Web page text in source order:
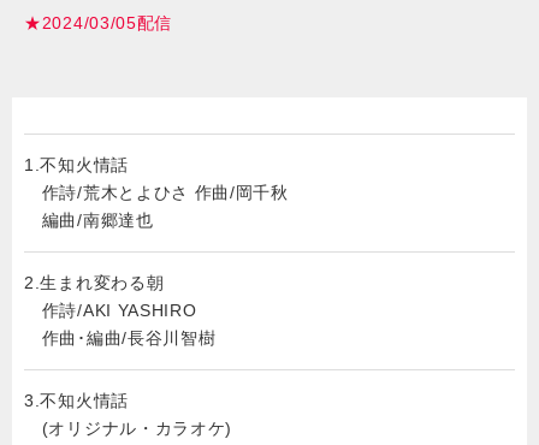
★2024/03/05配信
1.不知火情話
作詩/荒木とよひさ 作曲/岡千秋
編曲/南郷達也
2.生まれ変わる朝
作詩/AKI YASHIRO
作曲･編曲/長谷川智樹
3.不知火情話
(オリジナル・カラオケ)